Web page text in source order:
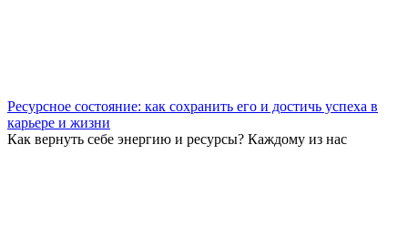
Ресурсное состояние: как сохранить его и достичь успеха в
карьере и жизни
Как вернуть себе энергию и ресурсы? Каждому из нас